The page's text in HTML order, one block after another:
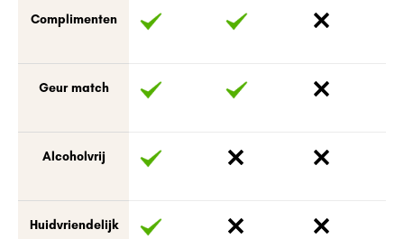
Complimenten
Geur match
Alcoholvrij
Huidvriendelijk